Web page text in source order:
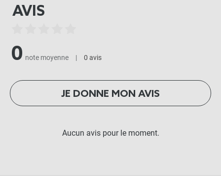
AVIS
0 note moyenne | 0 avis
JE DONNE MON AVIS
Aucun avis pour le moment.